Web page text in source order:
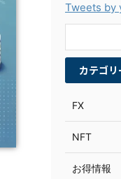
Tweets by
カテゴリ
FX
NFT
お得情報